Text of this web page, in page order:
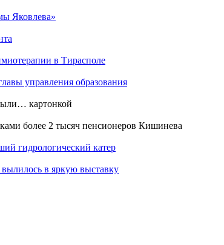
Яковлева»
в Тирасполе
управления образования
картонкой
более 2 тысяч пенсионеров Кишинева
гидрологический катер
в яркую выставку